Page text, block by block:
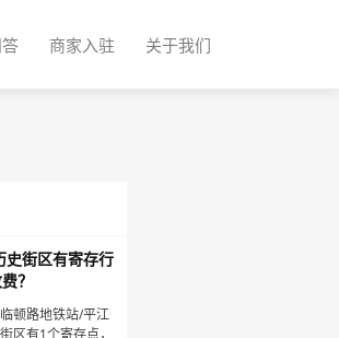
商家入驻 关于我们
史街区有寄存行
？
顿路地铁站/平江
区有1个寄存点，